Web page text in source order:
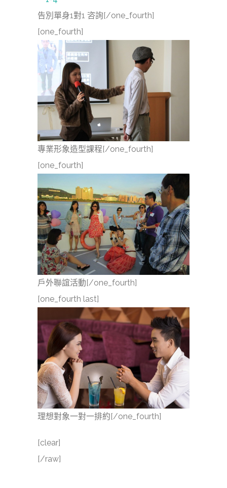
告別單身1對1 咨詢[/one_fourth]
[one_fourth]
專業形象造型課程[/one_fourth]
[one_fourth]
戶外聯誼活動[/one_fourth]
[one_fourth last]
理想對象一對一排約[/one_fourth]
[clear]
[/raw]